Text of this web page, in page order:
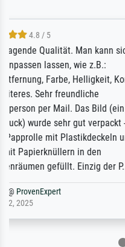
So, I ordered a
Annunciation by
large and popular
site advertising
quality for a large
refunded me when
blurry print vs. a
representation.
do ...
Anonym